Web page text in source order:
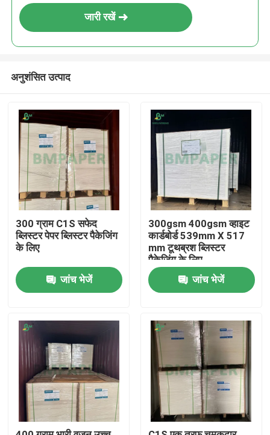
होम
उत्पाद
हमारे बारे में
जारी रखें
अनुशंसित उत्पाद
300 ग्राम C1S सफेद
ब्लिस्टर पेपर ब्लिस्टर पैकेजिंग
के लिए
जांच भेजें
300gsm 400gsm व्हाइट
कार्डबोर्ड 539mm X 517
mm टूथब्रश ब्लिस्टर
पैकेजिंग के लिए
जांच भेजें